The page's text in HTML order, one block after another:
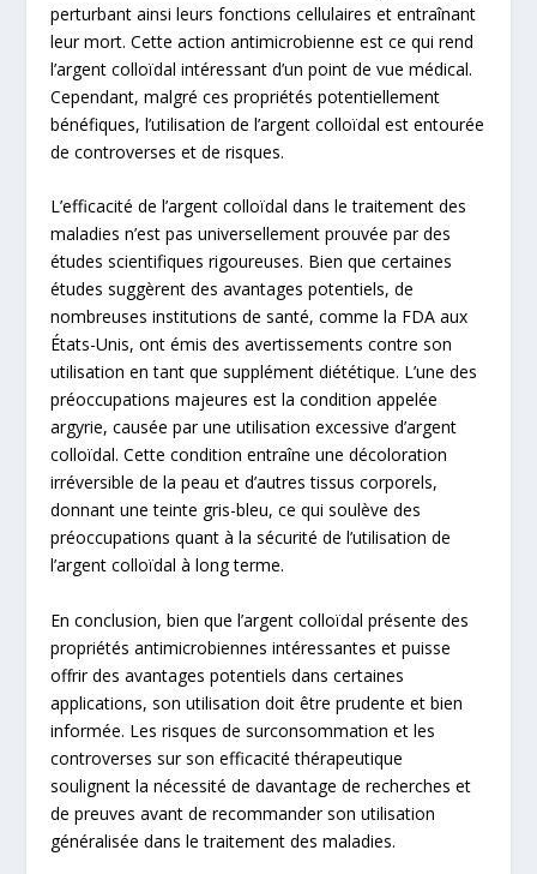
perturbant ainsi leurs fonctions cellulaires et entraînant
leur mort. Cette action antimicrobienne est ce qui rend
l’argent colloïdal intéressant d’un point de vue médical.
Cependant, malgré ces propriétés potentiellement
bénéfiques, l’utilisation de l’argent colloïdal est entourée
de controverses et de risques.
L’efficacité de l’argent colloïdal dans le traitement des
maladies n’est pas universellement prouvée par des
études scientifiques rigoureuses. Bien que certaines
études suggèrent des avantages potentiels, de
nombreuses institutions de santé, comme la FDA aux
États-Unis, ont émis des avertissements contre son
utilisation en tant que supplément diététique. L’une des
préoccupations majeures est la condition appelée
argyrie, causée par une utilisation excessive d’argent
colloïdal. Cette condition entraîne une décoloration
irréversible de la peau et d’autres tissus corporels,
donnant une teinte gris-bleu, ce qui soulève des
préoccupations quant à la sécurité de l’utilisation de
l’argent colloïdal à long terme.
En conclusion, bien que l’argent colloïdal présente des
propriétés antimicrobiennes intéressantes et puisse
offrir des avantages potentiels dans certaines
applications, son utilisation doit être prudente et bien
informée. Les risques de surconsommation et les
controverses sur son efficacité thérapeutique
soulignent la nécessité de davantage de recherches et
de preuves avant de recommander son utilisation
généralisée dans le traitement des maladies.